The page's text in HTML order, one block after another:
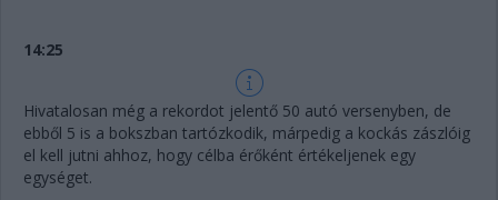
14:25
Hivatalosan még a rekordot jelentő 50 autó versenyben, de
ebből 5 is a bokszban tartózkodik, márpedig a kockás zászlóig
el kell jutni ahhoz, hogy célba érőként értékeljenek egy
egységet.